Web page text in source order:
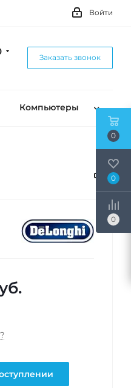
Войти
Заказать звонок
Компьютеры
0
0
0